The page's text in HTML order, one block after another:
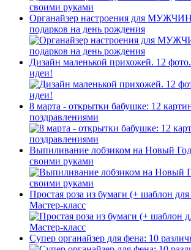
Органайзер настроения для
подарков на день рождения
Дизайн маленькой прихожей. 12
идеи!
8 марта - открытки бабушке: 12
поздравлениями
Выпиливание лобзиком на Новый
своими руками
Простая роза из бумаги (+ шаблон
Мастер-класс
Супер органайзер для фена: 10